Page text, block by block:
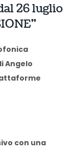
26 luglio
Angelo
con una